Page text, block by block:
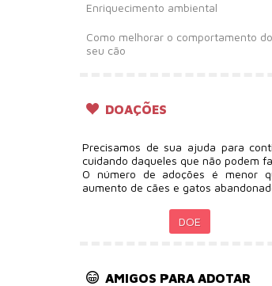
Enriquecimento ambiental
Como melhorar o comportamento do
seu cão
DOAÇÕES
Precisamos de sua ajuda para
cuidando daqueles que não podem
O número de adoções é menor
aumento de cães e gatos
DOE
AMIGOS PARA ADOTAR